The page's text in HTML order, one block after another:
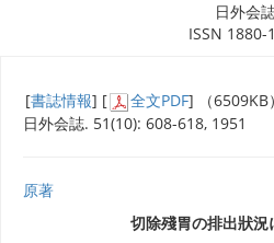
日外会
ISSN 1880-
[書誌情報] [ 全文PDF] （6509KB
日外会誌. 51(10): 608-618, 1951
原著
切除殘胃の排出狀況